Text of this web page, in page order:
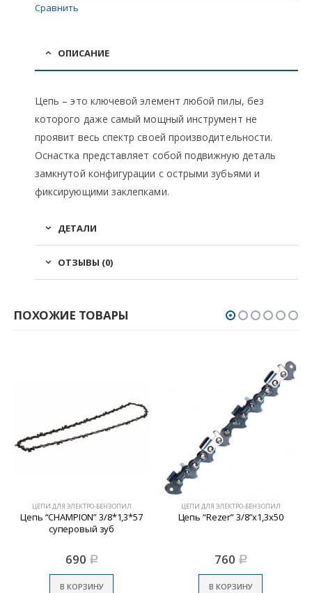
Сравнить
ОПИСАНИЕ
Цепь – это ключевой элемент любой пилы, без
которого даже самый мощный инструмент не
проявит весь спектр своей производительности.
Оснастка представляет собой подвижную деталь
замкнутой конфигурации с острыми зубьями и
фиксирующими заклепками.
ДЕТАЛИ
ОТЗЫВЫ (0)
ПОХОЖИЕ ТОВАРЫ
ЦЕПИ ДЛЯ ЭЛЕКТРО-БЕНЗОПИЛ
Цепь “CHAMPION” 3/8*1,3*57
суперовый зуб
690 Р
В КОРЗИНУ
ЦЕПИ ДЛЯ ЭЛЕКТРО-БЕНЗОПИЛ
Цепь “Rezer” 3/8″х1,3х50
760 Р
В КОРЗИНУ